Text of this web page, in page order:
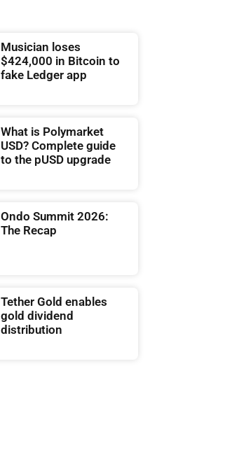
Musician loses
$424,000 in Bitcoin to
fake Ledger app
What is Polymarket
USD? Complete guide
to the pUSD upgrade
Ondo Summit 2026:
The Recap
Tether Gold enables
gold dividend
distribution